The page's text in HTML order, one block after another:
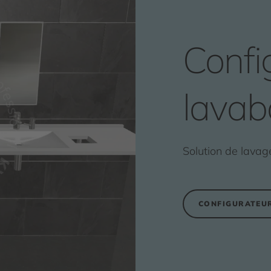
Solution de